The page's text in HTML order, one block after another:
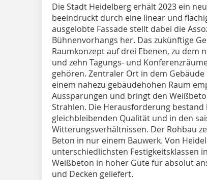
Die Stadt Heidelberg erhält 2023 ein
beeindruckt durch eine linear und
ausgelobte Fassade stellt dabei die
Bühnenvorhangs her. Das zukünftige
Raumkonzept auf drei Ebenen, zu dem
und zehn Tagungs- und
gehören. Zentraler Ort in dem
einem nahezu gebäudehohen Raum
Aussparungen und bringt den
Strahlen. Die Herausforderung
gleichbleibenden Qualität und in den
Witterungsverhältnissen. Der Rohbau
Beton in nur einem Bauwerk. Von
unterschiedlichsten Festigkeitsklassen
Weißbeton in hoher Güte für absolut
und Decken geliefert.